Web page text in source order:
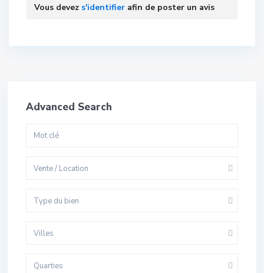
Vous devez s'identifier afin de poster un avis
Advanced Search
Vente / Location
Type du bien
Villes
Quarties